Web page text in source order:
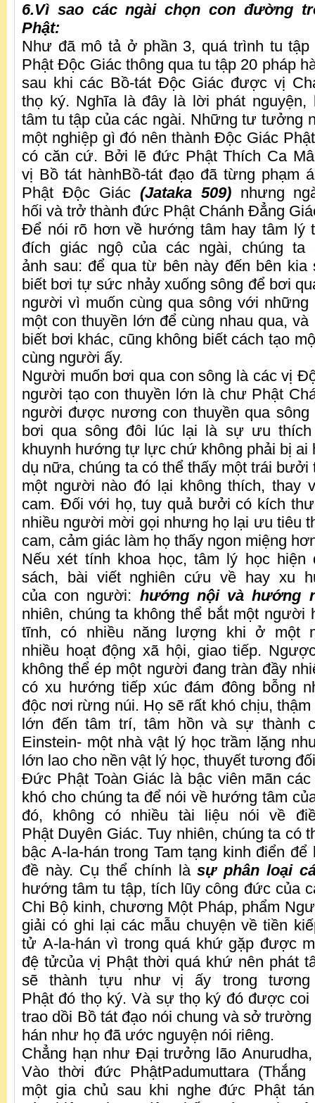
6.Vì sao các ngài chọn con đường
Phật:
Như đã mô tả ở phần 3, quá trình tu
Phật Độc Giác thông qua tu tập 20 pháp
sau khi các Bồ-tát Độc Giác được vị
thọ ký. Nghĩa là đây là lời phát
tâm tu tập của các ngài. Những tư tưởng
một nghiệp gì đó nên thành Độc Giác
có căn cứ. Bởi lẽ đức Phật Thích Ca
vị Bồ tát hànhBồ-tát đạo đã từng phạm
Phật Độc Giác (Jataka 509)nhưng
hối và trở thành đức Phật Chánh Đẳng
Để nói rõ hơn về hướng tâm hay tâm lý
đích giác ngộ của các ngài, chúng
ảnh sau: để qua từ bên này đến bên kia
biết bơi tự sức nhảy xuống sông để bơi
người vì muốn cùng qua sông với
một con thuyền lớn để cùng nhau qua,
biết bơi khác, cũng không biết cách tạo
cùng người ấy.
Người muốn bơi qua con sông là các vị
người tạo con thuyền lớn là chư Phật
người được nương con thuyền qua sông
bơi qua sông đôi lúc lại là sự ưu
khuynh hướng tự lực chứ không phải bị ai
dụ nữa, chúng ta có thể thấy một trái bưởi
một người nào đó lại không thích, thay
cam. Đối với họ, tuy quả bưởi có kích
nhiều người mời gọi nhưng họ lại ưu tiêu
cam, cảm giác làm họ thấy ngon miệng
Nếu xét tính khoa học, tâm lý học hiện
sách, bài viết nghiên cứu về hay xu
của con người: hướng nội và hướng
nhiên, chúng ta không thể bắt một người
tĩnh, có nhiều năng lượng khi ở một
nhiều hoạt động xã hội, giao tiếp.
không thể ép một người đang tràn đầy
có xu hướng tiếp xúc đám đông bỗng
độc nơi rừng núi. Họ sẽ rất khó chịu,
lớn đến tâm trí, tâm hồn và sự thành
Einstein- một nhà vật lý học trầm lặng
lớn lao cho nền vật lý học, thuyết tương
Đức Phật Toàn Giác là bậc viên mãn
khó cho chúng ta để nói về hướng tâm
đó, không có nhiều tài liệu nói về
Phật Duyên Giác. Tuy nhiên, chúng ta có
bậc A-la-hán trong Tam tạng kinh điển
đề này. Cụ thể chính làsự phân loại
hướng tâm tu tập, tích lũy công đức của
Chi Bộ kinh, chương Một Pháp, phẩm
giải có ghi lại các mẫu chuyện về tiền
tử A-la-hán vì trong quá khứ gặp được
đệ tửcủa vị Phật thời quá khứ nên phát
sẽ thành tựu như vị ấy trong
Phật đó thọ ký. Và sự thọ ký đó được coi
trao dồi Bồ tát đạo nói chung và sở
hán như họ đã ước nguyện nói riêng.
Chẳng hạn như Đại trưởng lão
Vào thời đức PhậtPadumuttara
một gia chủ sau khi nghe đức Phật